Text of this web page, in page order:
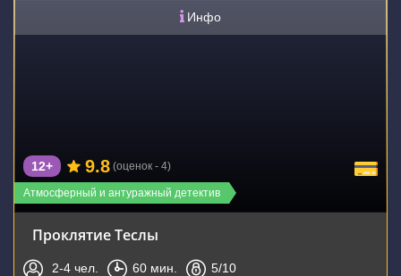
Инфо
Атмосферный и антуражный детектив
12+ 9.8 (оценок - 4)
Проклятие Теслы
2-4 чел. 60 мин. 5/10